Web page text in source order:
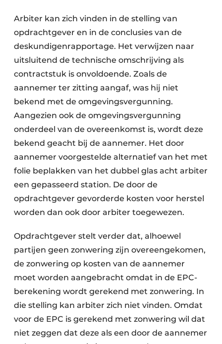
Arbiter kan zich vinden in de stelling van
opdrachtgever en in de conclusies van de
deskundigenrapportage. Het verwijzen naar
uitsluitend de technische omschrijving als
contractstuk is onvoldoende. Zoals de
aannemer ter zitting aangaf, was hij niet
bekend met de omgevingsvergunning.
Aangezien ook de omgevingsvergunning
onderdeel van de overeenkomst is, wordt deze
bekend geacht bij de aannemer. Het door
aannemer voorgestelde alternatief van het met
folie beplakken van het dubbel glas acht arbiter
een gepasseerd station. De door de
opdrachtgever gevorderde kosten voor herstel
worden dan ook door arbiter toegewezen.
Opdrachtgever stelt verder dat, alhoewel
partijen geen zonwering zijn overeengekomen,
de zonwering op kosten van de aannemer
moet worden aangebracht omdat in de EPC-
berekening wordt gerekend met zonwering. In
die stelling kan arbiter zich niet vinden. Omdat
voor de EPC is gerekend met zonwering wil dat
niet zeggen dat deze als een door de aannemer